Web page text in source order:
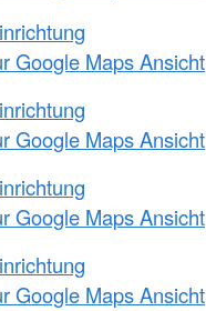
Google Maps Ansicht
Google Maps Ansicht
Google Maps Ansicht
Google Maps Ansicht